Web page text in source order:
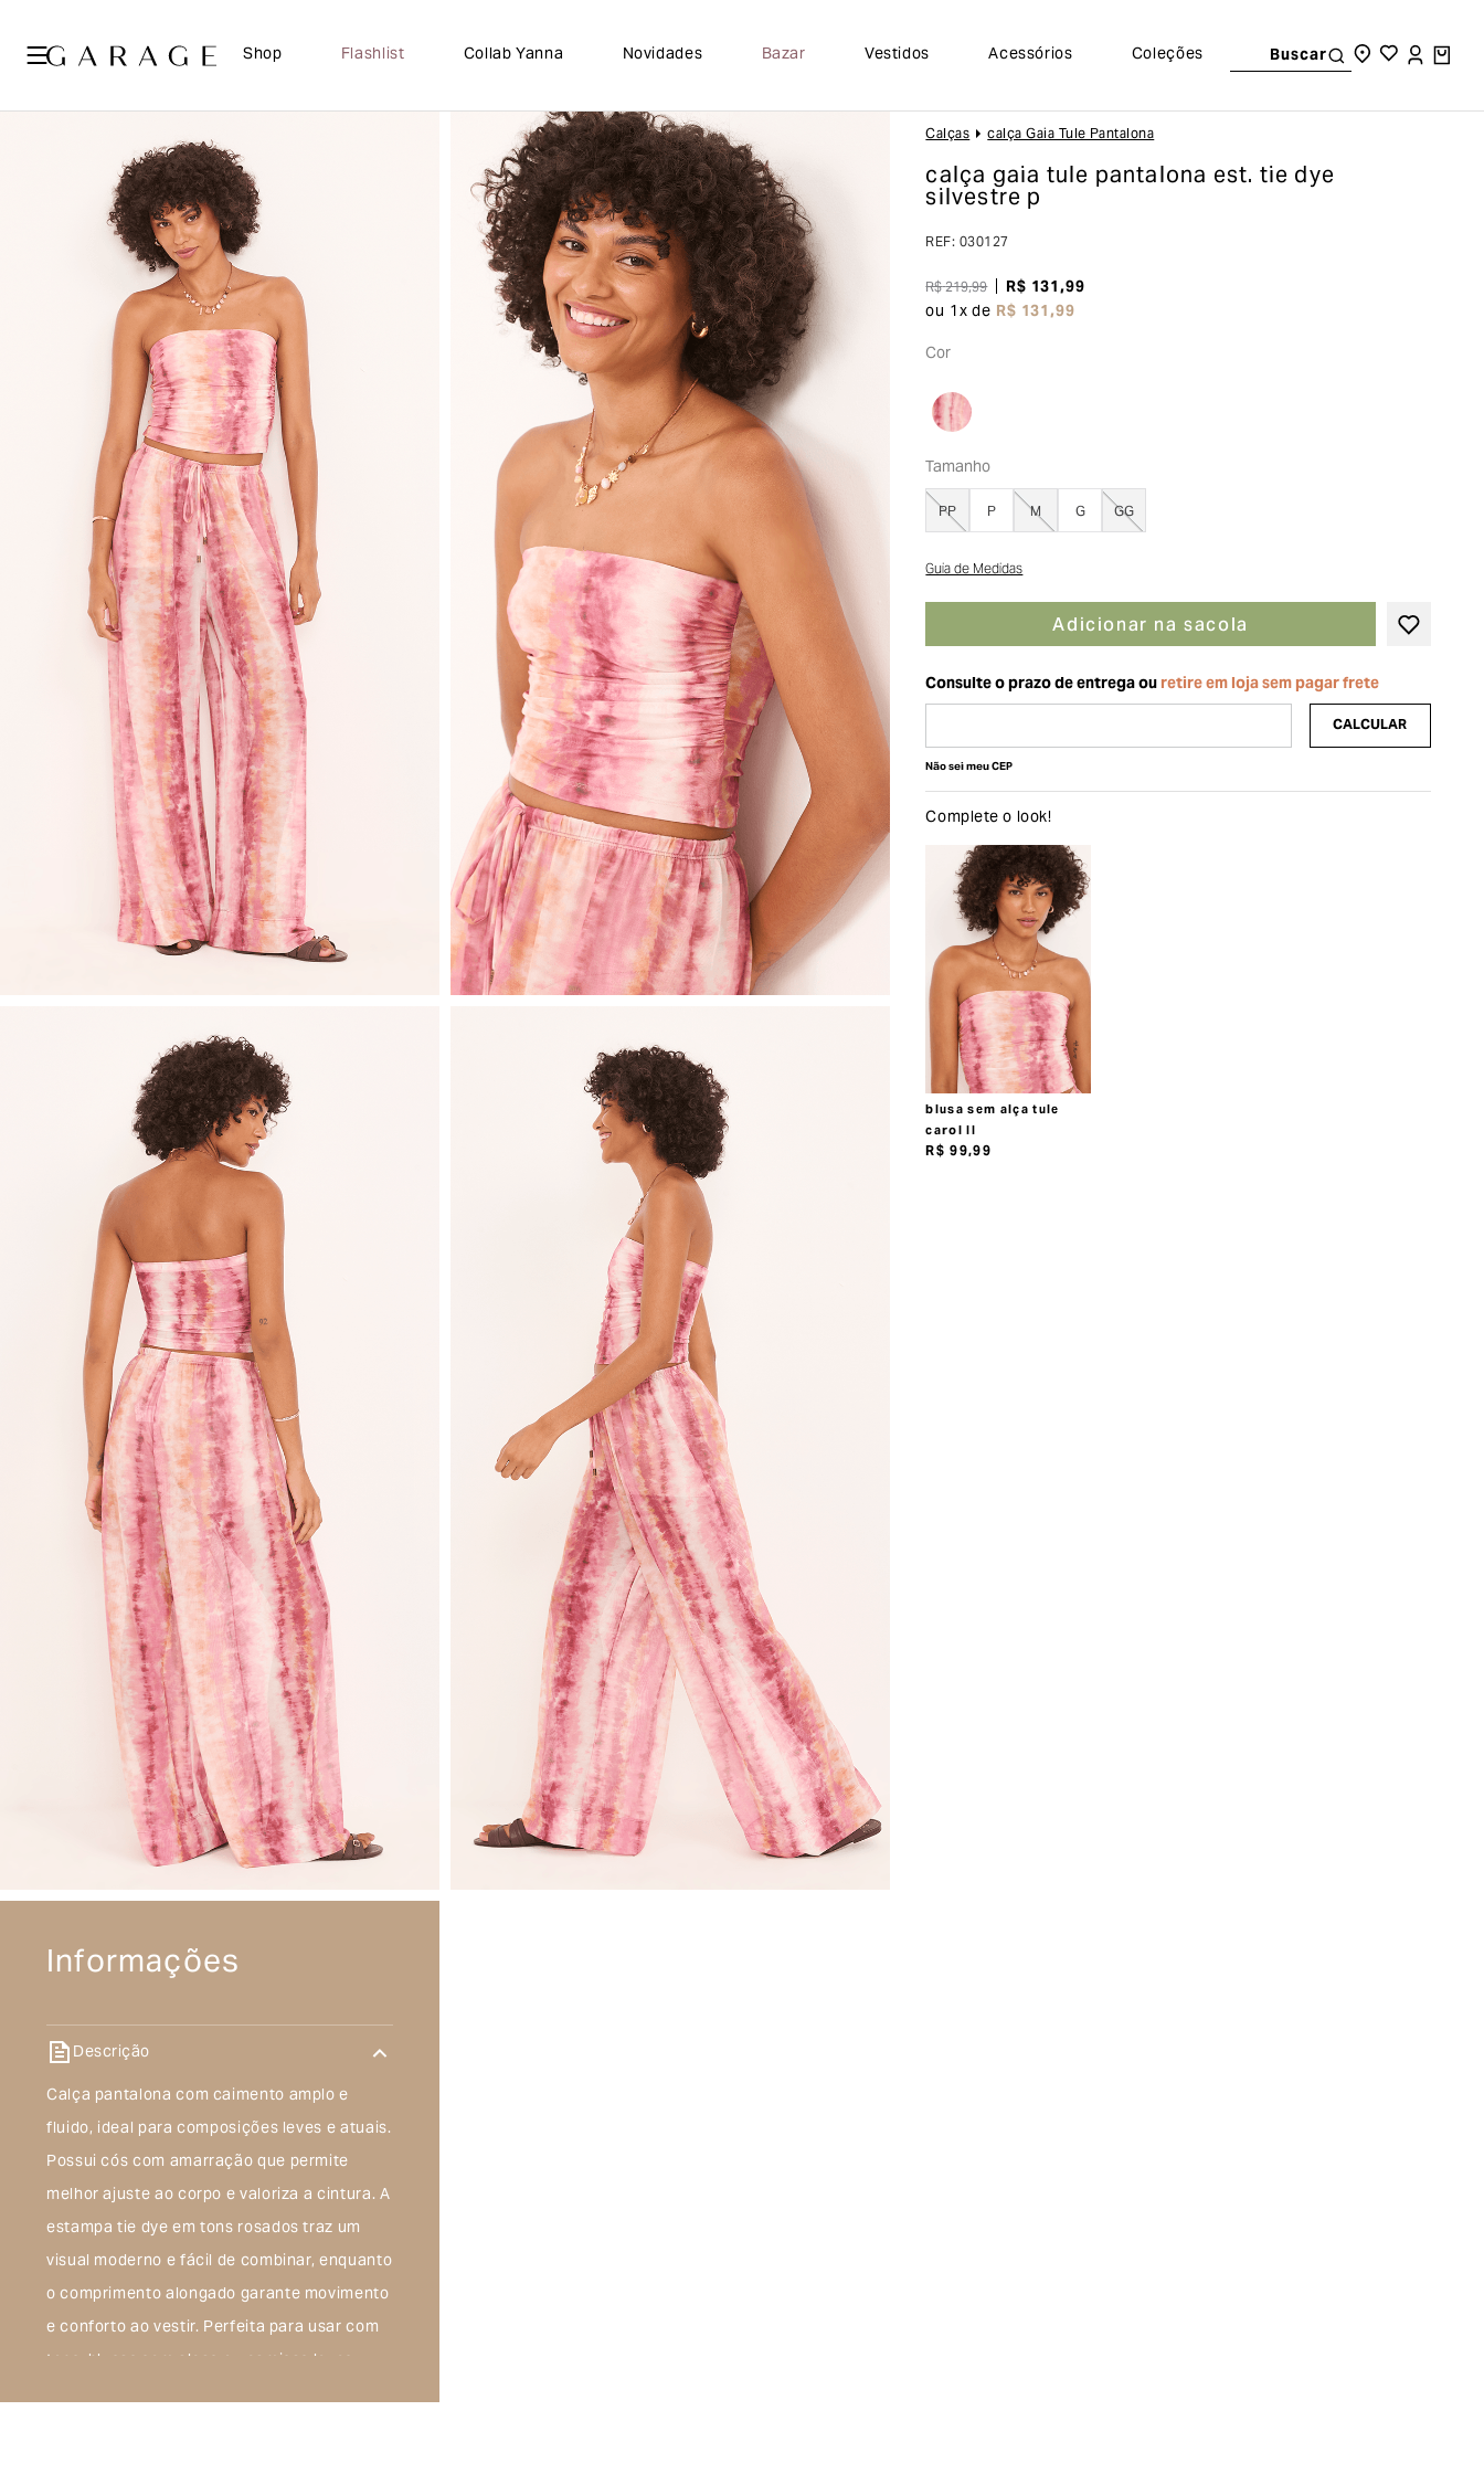
Shop Flashlist Collab Yanna Novidades Bazar Vestidos Acessórios Coleções Buscar
Informações
Descrição
Calça pantalona com caimento amplo e
fluido, ideal para composições leves e atuais.
Possui cós com amarração que permite
melhor ajuste ao corpo e valoriza a cintura. A
estampa tie dye em tons rosados traz um
visual moderno e fácil de combinar, enquanto
o comprimento alongado garante movimento
e conforto ao vestir. Perfeita para usar com
tops, blusas sem alças ou camisas leves
Calças Calça Gaia Tule Pantalona
calça gaia tule pantalona est. tie dye
silvestre p
REF:030127
R$219,99 R$ 131,99
ou 1x de R$ 131,99
Cor
Tamanho
PP P M G GG
Guia de Medidas
Adicionar na sacola
Não sei meu CEP
Complete o look!
blusa sem alça tule
carol II
R$ 99,99